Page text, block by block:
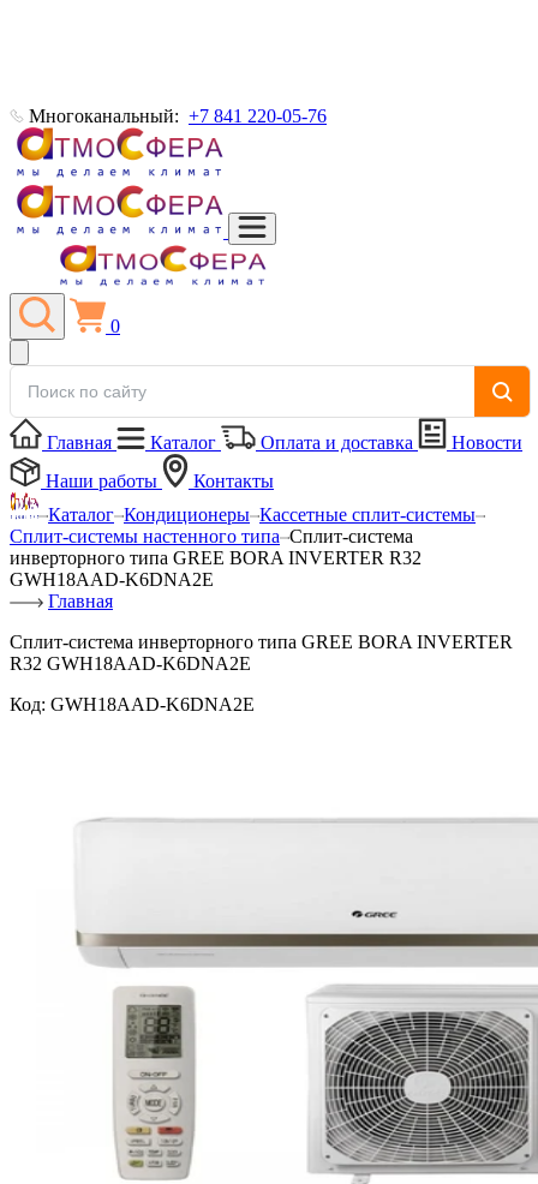
Многоканальный: +7 841 220-05-76
0
Главная Каталог Оплата и доставка
Новости
Наши работы
Контакты
Каталог Кондиционеры Кассетные сплит-системы
Сплит-системы настенного типа Сплит-система
инверторного типа GREE BORA INVERTER R32
GWH18AAD-K6DNA2E
Главная
Сплит-система инверторного типа GREE BORA INVERTER
R32 GWH18AAD-K6DNA2E
Код: GWH18AAD-K6DNA2E